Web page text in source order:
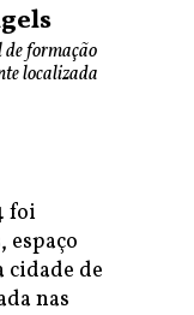
formação
localizada
foi
espaço
de
nas